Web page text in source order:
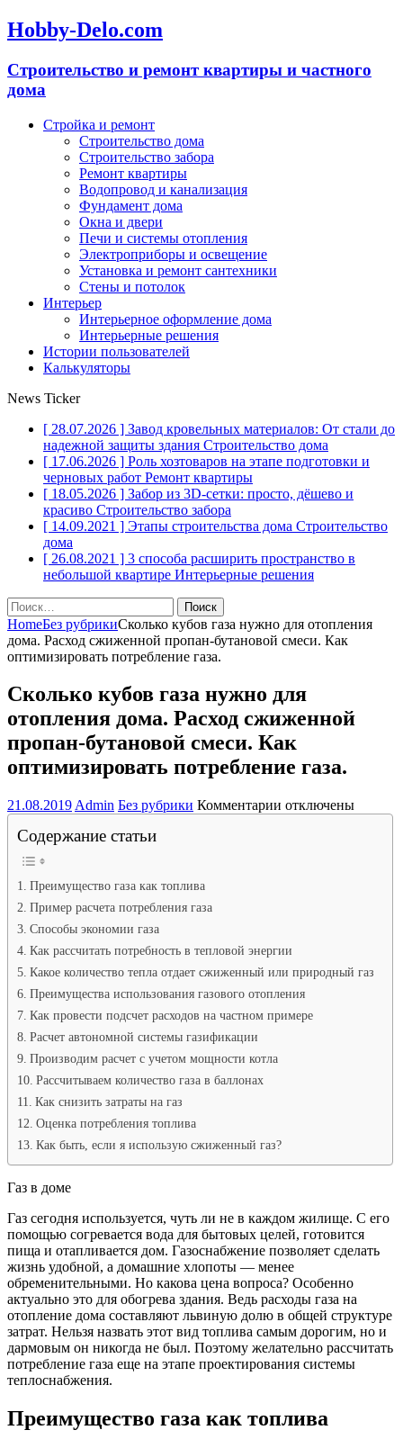
Hobby-Delo.com
Cтроительство и ремонт квартиры и частного
дома
Стройка и ремонт
Строительство дома
Строительство забора
Ремонт квартиры
Водопровод и канализация
Фундамент дома
Окна и двери
Печи и системы отопления
Электроприборы и освещение
Установка и ремонт сантехники
Стены и потолок
Интерьер
Интерьерное оформление дома
Интерьерные решения
Истории пользователей
Калькуляторы
News Ticker
[ 28.07.2026 ] Завод кровельных материалов: От стали до
надежной защиты здания Строительство дома
[ 17.06.2026 ] Роль хозтоваров на этапе подготовки и
черновых работ Ремонт квартиры
[ 18.05.2026 ] Забор из 3D-сетки: просто, дёшево и
красиво Строительство забора
[ 14.09.2021 ] Этапы строительства дома Строительство
дома
[ 26.08.2021 ] 3 способа расширить пространство в
небольшой квартире Интерьерные решения
Найти:
HomeБез рубрикиСколько кубов газа нужно для отопления
дома. Расход сжиженной пропан-бутановой смеси. Как
оптимизировать потребление газа.
Сколько кубов газа нужно для
отопления дома. Расход сжиженной
пропан-бутановой смеси. Как
оптимизировать потребление газа.
21.08.2019 Admin Без рубрики Комментарии к
Расход
сжиженной
пропан-
бутановой
смеси.
отключены
Содержание статьи
Преимущество газа как топлива
Пример расчета потребления газа
Способы экономии газа
Как рассчитать потребность в тепловой энергии
Какое количество тепла отдает сжиженный или природный газ
Преимущества использования газового отопления
Как провести подсчет расходов на частном примере
Расчет автономной системы газификации
Производим расчет с учетом мощности котла
Рассчитываем количество газа в баллонах
Как снизить затраты на газ
Оценка потребления топлива
Как быть, если я использую сжиженный газ?
Газ в доме
Газ сегодня используется, чуть ли не в каждом жилище. С его
помощью согревается вода для бытовых целей, готовится
пища и отапливается дом. Газоснабжение позволяет сделать
жизнь удобной, а домашние хлопоты — менее
обременительными. Но какова цена вопроса? Особенно
актуально это для обогрева здания. Ведь расходы газа на
отопление дома составляют львиную долю в общей структуре
затрат. Нельзя назвать этот вид топлива самым дорогим, но и
дармовым он никогда не был. Поэтому желательно рассчитать
потребление газа еще на этапе проектирования системы
теплоснабжения.
Преимущество газа как топлива